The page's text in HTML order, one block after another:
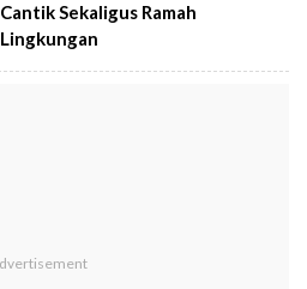
Cantik Sekaligus Ramah
Lingkungan